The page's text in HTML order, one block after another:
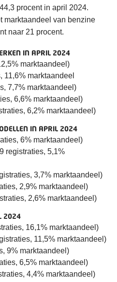
procent in april 2024.
marktaandeel van benzine
naar 21 procent.
IN APRIL 2024
marktaandeel)
11,6% marktaandeel
7,7% marktaandeel)
6,6% marktaandeel)
6,2% marktaandeel)
IN APRIL 2024
6% marktaandeel)
registraties, 5,1%
3,7% marktaandeel)
2,9% marktaandeel)
2,6% marktaandeel)
2024
16,1% marktaandeel)
11,5% marktaandeel)
9% marktaandeel)
6,5% marktaandeel)
4,4% marktaandeel)